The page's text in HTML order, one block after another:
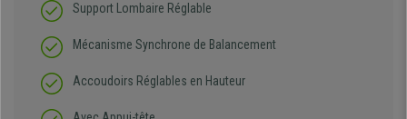
Support Lombaire Réglable
Mécanisme Synchrone de Balancement
Accoudoirs Réglables en Hauteur